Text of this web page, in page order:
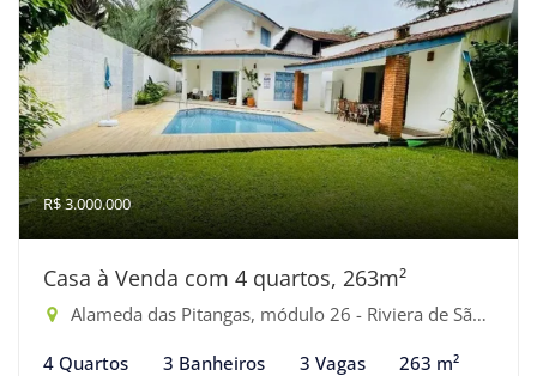
R$ 3.000.000
Casa à Venda com 4 quartos, 263m²
Alameda das Pitangas, módulo 26 - Riviera de São Lourenço, Bertioga-SP
4 Quartos 3 Banheiros 3 Vagas 263 m²